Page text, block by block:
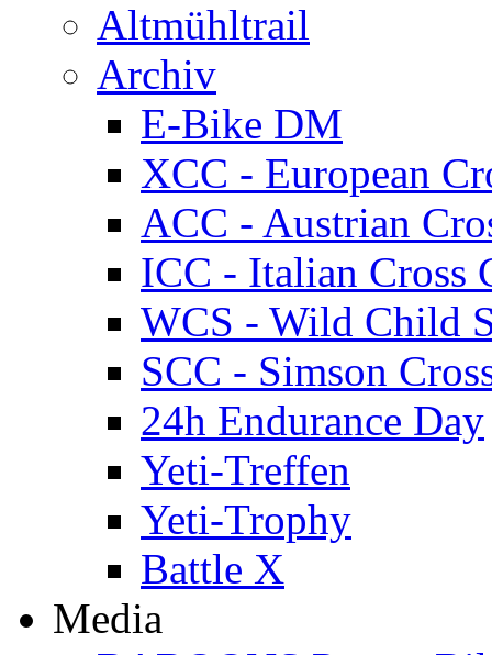
Altmühltrail
Archiv
E-Bike DM
XCC - European
ACC - Austrian
ICC - Italian Cross
WCS - Wild Child
SCC - Simson
24h Endurance Day
Yeti-Treffen
Yeti-Trophy
Battle X
Media